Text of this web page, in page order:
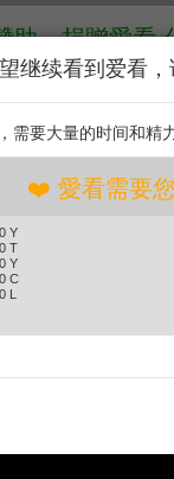
捐贈愛看 分
慰灵日”，高市早苗被
击沉美舰艇
继续看到爱看
需要大量的时间和精
❤️ 愛看需要您的
Y
T
Y
C
L